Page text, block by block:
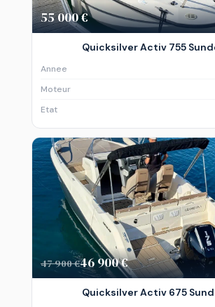
55 000 €
Quicksilver Activ 755
Annee
Moteur
Etat
47 900 €46 900 €
Quicksilver Activ 675